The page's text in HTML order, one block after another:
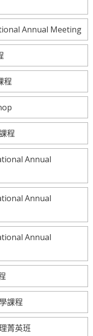
Annual Meeting
程
程
Annual
Annual
Annual
課程
菁英班